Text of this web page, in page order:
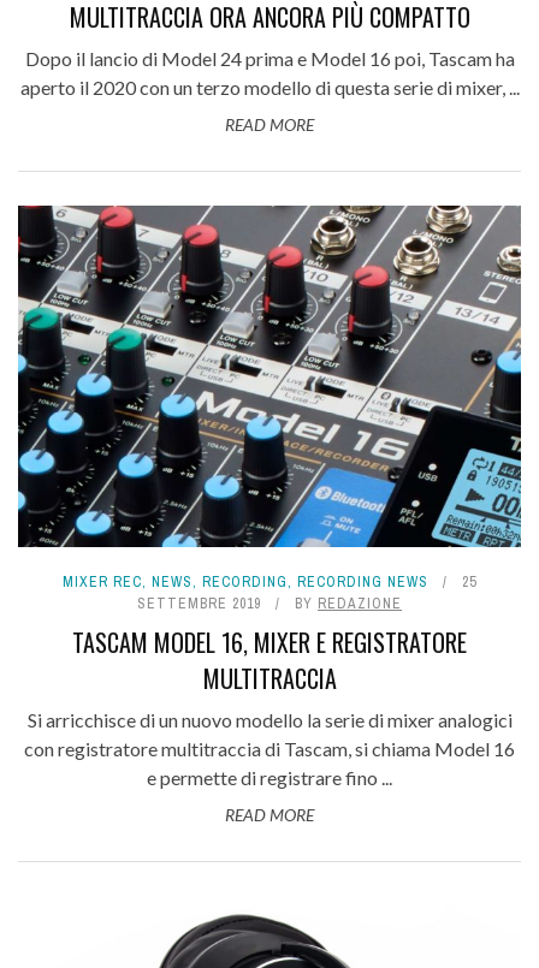
MULTITRACCIA ORA ANCORA PIÙ COMPATTO
Dopo il lancio di Model 24 prima e Model 16 poi, Tascam ha
aperto il 2020 con un terzo modello di questa serie di mixer, ...
READ MORE
MIXER REC, NEWS, RECORDING, RECORDING NEWS
25
SETTEMBRE 2019
BY REDAZIONE
TASCAM MODEL 16, MIXER E REGISTRATORE
MULTITRACCIA
Si arricchisce di un nuovo modello la serie di mixer analogici
con registratore multitraccia di Tascam, si chiama Model 16
e permette di registrare fino ...
READ MORE